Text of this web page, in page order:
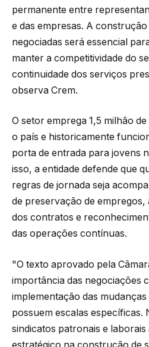
permanente entre
e das empresas. A
negociadas será essencial
manter a competitividade do
continuidade dos serviços
observa Crem.
O setor emprega 1,5 milhão
o país e historicamente
porta de entrada para jovens
isso, a entidade defende que
regras de jornada seja
de preservação de
dos contratos e
das operações contínuas.
"O texto aprovado pela
importância das negociações
implementação das
possuem escalas específicas.
sindicatos patronais e